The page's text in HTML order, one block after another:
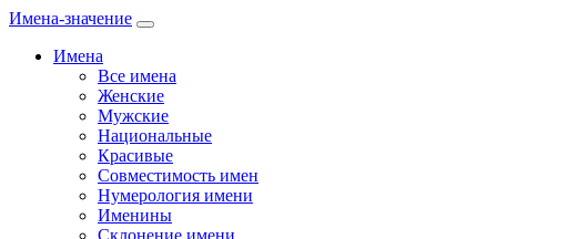
Имена-значение
Имена
Все имена
Женские
Мужские
Национальные
Красивые
Совместимость имен
Нумерология имени
Именины
Склонение имени